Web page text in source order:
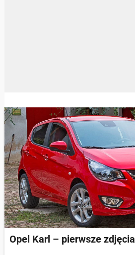
Opel Karl – pierwsze zdjęcia